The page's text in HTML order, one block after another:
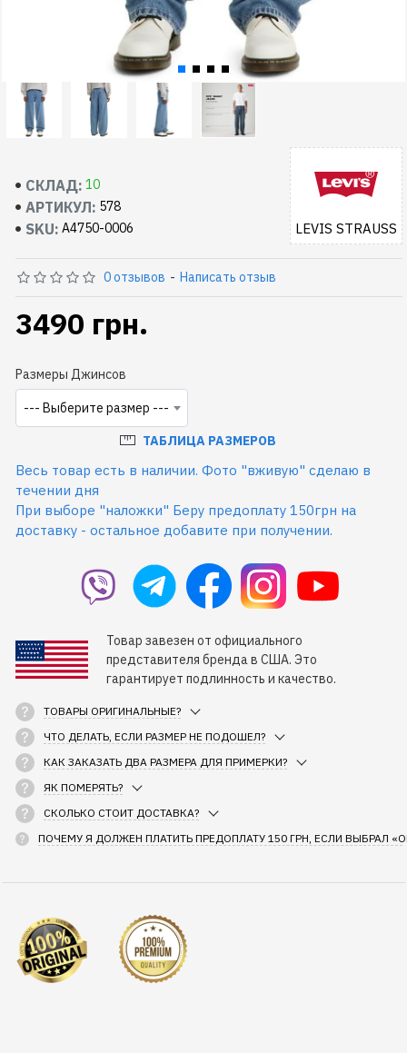
СКЛАД: 10
АРТИКУЛ: 578
SKU: A4750-0006 LEVIS STRAUSS
0 отзывов - Написать отзыв
3490 грн.
Размеры Джинсов
--- Выберите размер ---
ТАБЛИЦА РАЗМЕРОВ
Весь товар есть в наличии. Фото "вживую" сделаю в
течении дня
При выборе "наложки" Беру предоплату 150грн на
доставку - остальное добавите при получении.
Товар завезен от официального
представителя бренда в США. Это
гарантирует подлинность и качество.
ТОВАРЫ ОРИГИНАЛЬНЫЕ?
ЧТО ДЕЛАТЬ, ЕСЛИ РАЗМЕР НЕ ПОДОШЕЛ?
КАК ЗАКАЗАТЬ ДВА РАЗМЕРА ДЛЯ ПРИМЕРКИ?
ЯК ПОМЕРЯТЬ?
СКОЛЬКО СТОИТ ДОСТАВКА?
ПОЧЕМУ Я ДОЛЖЕН ПЛАТИТЬ ПРЕДОПЛАТУ 150 ГРН, ЕСЛИ ВЫБРАЛ